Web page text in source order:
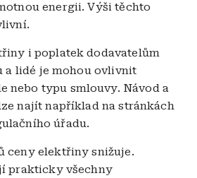
energii. Výši těchto
i poplatek dodavatelům
a lidé je mohou ovlivnit
nebo typu smlouvy. Návod a
najít například na stránkách
úřadu.
ceny elektřiny snižuje.
prakticky všechny